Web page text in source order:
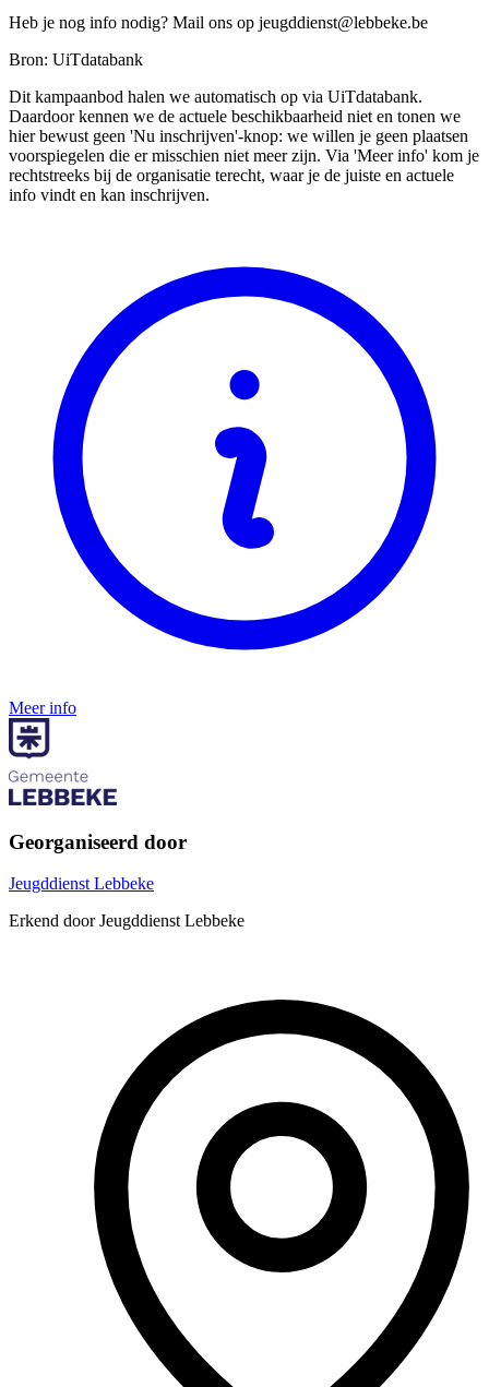
Heb je nog info nodig? Mail ons op jeugddienst@lebbeke.be
Bron: UiTdatabank
Dit kampaanbod halen we automatisch op via UiTdatabank.
Daardoor kennen we de actuele beschikbaarheid niet en tonen we
hier bewust geen 'Nu inschrijven'-knop: we willen je geen plaatsen
voorspiegelen die er misschien niet meer zijn. Via 'Meer info' kom je
rechtstreeks bij de organisatie terecht, waar je de juiste en actuele
info vindt en kan inschrijven.
Meer info
Georganiseerd door
Jeugddienst Lebbeke
Erkend door Jeugddienst Lebbeke